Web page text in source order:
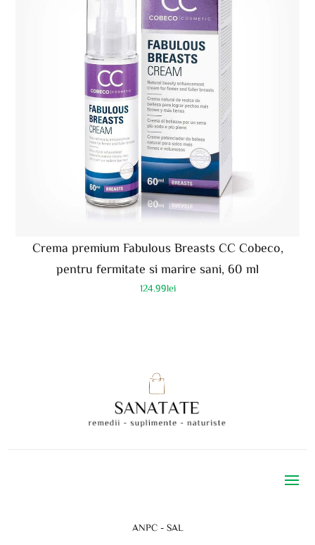
Crema premium Fabulous Breasts CC Cobeco,
pentru fermitate si marire sani, 60 ml
124.99lei
ANPC - SAL